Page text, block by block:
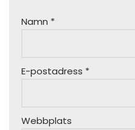
Namn *
E-postadress *
Webbplats